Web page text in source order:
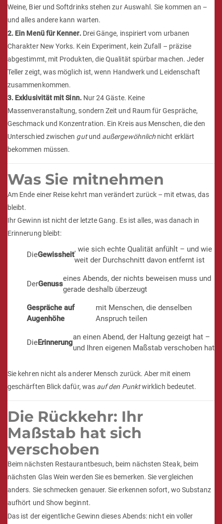
Weine, Bier und Softdrinks stehen zur Auswahl. Sie kommen an –
und alles andere kann warten.
2. Ein Menü für Kenner.Drei Gänge, inspiriert vom urbanen
Charakter New Yorks. Kein Experiment, kein Zufall – präzise
abgestimmt, mit Produkten, die Qualität spürbar machen. Jeder
Teller zeigt, was möglich ist, wenn Handwerk und Leidenschaft
zusammenkommen.
3. Exklusivität mit Sinn.Nur 24 Gäste. Keine
Massenveranstaltung, sondern Zeit und Raum für Gespräche,
Geschmack und Konzentration. Ein Kreis aus Menschen, die den
Unterschied zwischen gutund außergewöhnlich nicht erklärt
bekommen müssen.
Was Sie mitnehmen
Am Ende einer Reise kehrt man verändert zurück – mit etwas, das
bleibt.
Ihr Gewinn ist nicht der letzte Gang. Es ist alles, was danach in
Erinnerung bleibt:
DieGewissheit
, wie sich echte Qualität anfühlt – und wie
weit der Durchschnitt davon entfernt ist
DerGenuss
eines Abends, der nichts beweisen muss und
gerade deshalb überzeugt
Gespräche auf
Augenhöhe
mit Menschen, die denselben
Anspruch teilen
DieErinnerung
an einen Abend, der Haltung gezeigt hat –
und Ihren eigenen Maßstab verschoben hat
Sie kehren nicht als anderer Mensch zurück. Aber mit einem
geschärften Blick dafür, was auf den Punktwirklich bedeutet.
Die Rückkehr: Ihr
Maßstab hat sich
verschoben
Beim nächsten Restaurantbesuch, beim nächsten Steak, beim
nächsten Glas Wein werden Sie es bemerken. Sie vergleichen
anders. Sie schmecken genauer. Sie erkennen sofort, wo Substanz
aufhört und Show beginnt.
Das ist der eigentliche Gewinn dieses Abends: nicht ein voller